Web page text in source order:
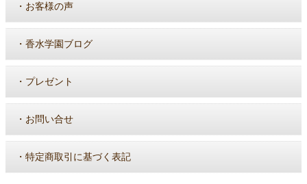
・ お客様の声
・ 香水学園ブログ
・ プレゼント
・ お問い合せ
・ 特定商取引に基づく表記